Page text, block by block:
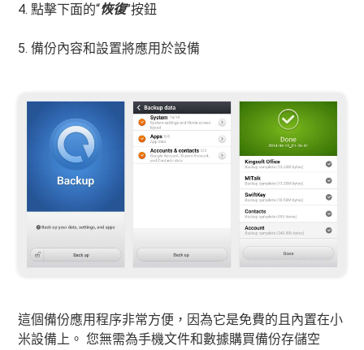
4. 點擊下面的“恢復”按鈕
5. 備份內容和設置將應用於設備
這個備份應用程序非常方便，因為它是免費的且內置在小
米設備上。 您無需為手機文件和數據購買備份存儲空